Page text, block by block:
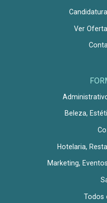
Ver
Beleza,
Hotelaria,
Marketing,
Todos